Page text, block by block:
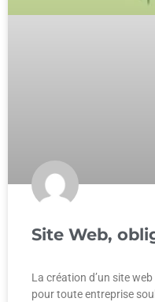
Site Web,
La création d’un site
pour toute entreprise